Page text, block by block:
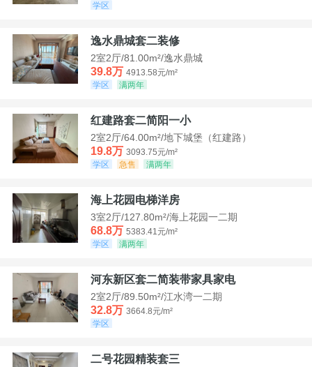
学区
逸水鼎城套二装修
2室2厅/81.00m²/逸水鼎城
39.8万 4913.58元/m²
学区
满两年
红建路套二简阳一小
2室2厅/64.00m²/地下城堡（红建路）
19.8万 3093.75元/m²
学区
急售 满两年
海上花园电梯洋房
3室2厅/127.80m²/海上花园一二期
68.8万 5383.41元/m²
学区
满两年
河东新区套二简装带家具家电
2室2厅/89.50m²/江水湾一二期
32.8万 3664.8元/m²
学区
二号花园精装套三